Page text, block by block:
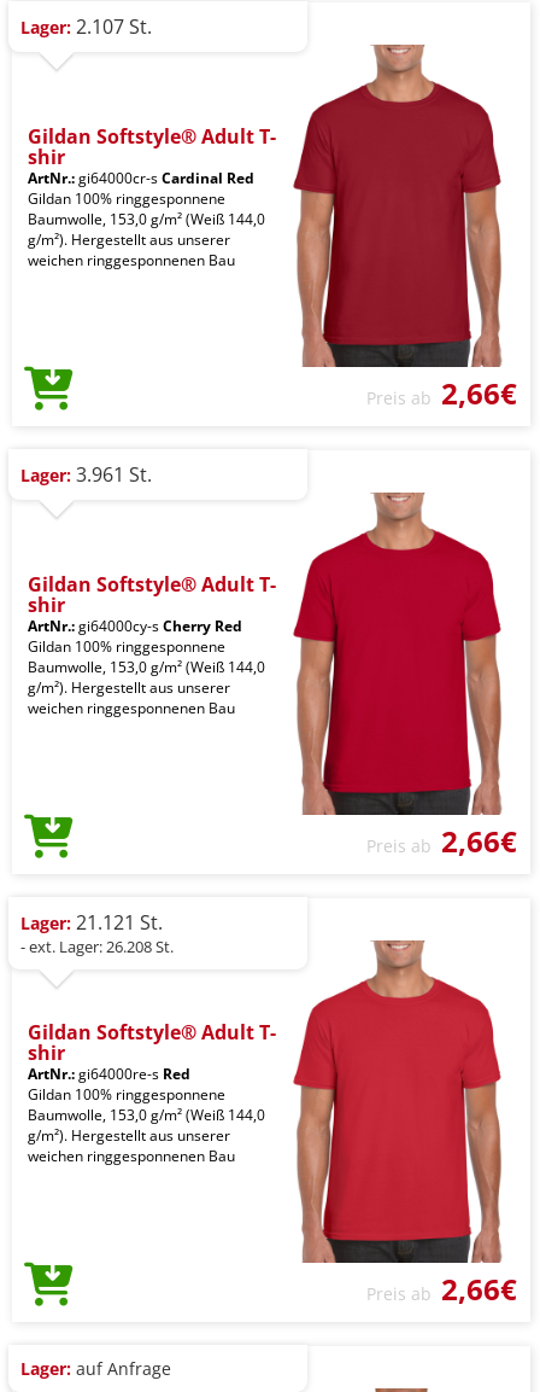
Lager: 2.107 St.
Gildan Softstyle® Adult T-
shir
ArtNr.:gi64000cr-sCardinal Red
Gildan 100% ringgesponnene
Baumwolle, 153,0 g/m² (Weiß 144,0
g/m²). Hergestellt aus unserer
weichen ringgesponnenen Bau
Preis ab 2,66€
Lager: 3.961 St.
Gildan Softstyle® Adult T-
shir
ArtNr.:gi64000cy-sCherry Red
Gildan 100% ringgesponnene
Baumwolle, 153,0 g/m² (Weiß 144,0
g/m²). Hergestellt aus unserer
weichen ringgesponnenen Bau
Preis ab 2,66€
Lager: 21.121 St.
- ext. Lager: 26.208 St.
Gildan Softstyle® Adult T-
shir
ArtNr.:gi64000re-s Red
Gildan 100% ringgesponnene
Baumwolle, 153,0 g/m² (Weiß 144,0
g/m²). Hergestellt aus unserer
weichen ringgesponnenen Bau
Preis ab 2,66€
Lager: auf Anfrage